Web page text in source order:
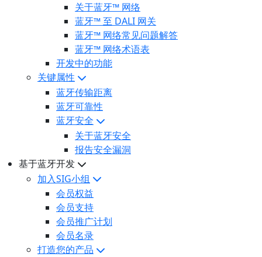
关于蓝牙™ 网络
蓝牙™ 至 DALI 网关
蓝牙™ 网络常见问题解答
蓝牙™ 网络术语表
开发中的功能
关键属性
蓝牙传输距离
蓝牙可靠性
蓝牙安全
关于蓝牙安全
报告安全漏洞
基于蓝牙开发
加入SIG小组
会员权益
会员支持
会员推广计划
会员名录
打造您的产品